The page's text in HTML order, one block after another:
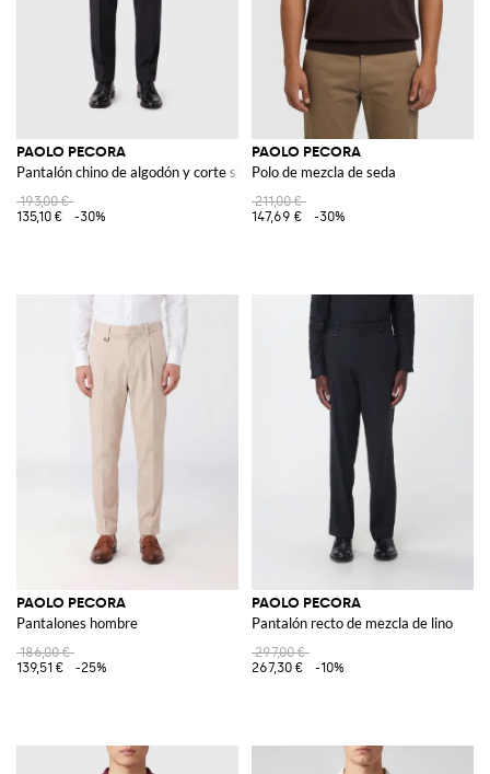
PAOLO PECORA
Pantalón chino de algodón y corte slim con bolsillos franceses
193,00 €
135,10 €
-30%
PAOLO PECORA
Polo de mezcla de seda
211,00 €
147,69 €
-30%
PAOLO PECORA
Pantalones hombre
186,00 €
139,51 €
-25%
PAOLO PECORA
Pantalón recto de mezcla de lino
297,00 €
267,30 €
-10%